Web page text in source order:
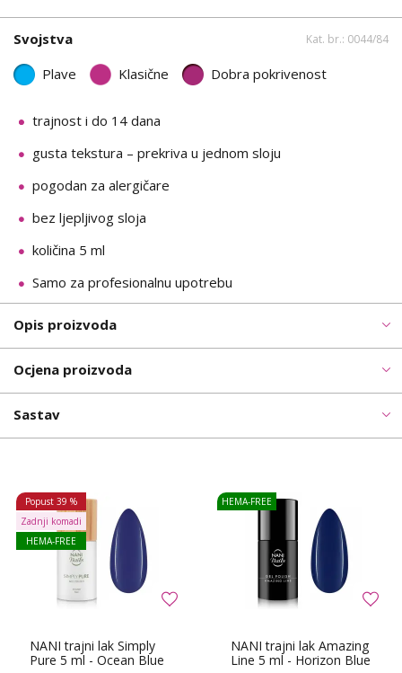
Svojstva Kat. br.: 0044/84
Plave Klasične Dobra pokrivenost
trajnost i do 14 dana
gusta tekstura – prekriva u jednom sloju
pogodan za alergičare
bez ljepljivog sloja
količina 5 ml
Samo za profesionalnu upotrebu
Opis proizvoda
Ocjena proizvoda
Sastav
NANI trajni lak Simply
Pure 5 ml - Ocean Blue
Popust 39 %
Zadnji komadi
HEMA-FREE
NANI trajni lak Amazing
Line 5 ml - Horizon Blue
HEMA-FREE